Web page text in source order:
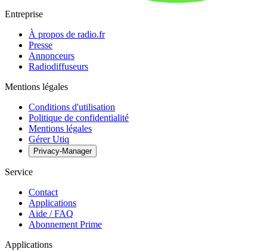
Entreprise
À propos de radio.fr
Presse
Annonceurs
Radiodiffuseurs
Mentions légales
Conditions d'utilisation
Politique de confidentialité
Mentions légales
Gérer Utiq
Privacy-Manager
Service
Contact
Applications
Aide / FAQ
Abonnement Prime
Applications